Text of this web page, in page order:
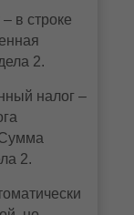
в строке
2.
налог –
2.